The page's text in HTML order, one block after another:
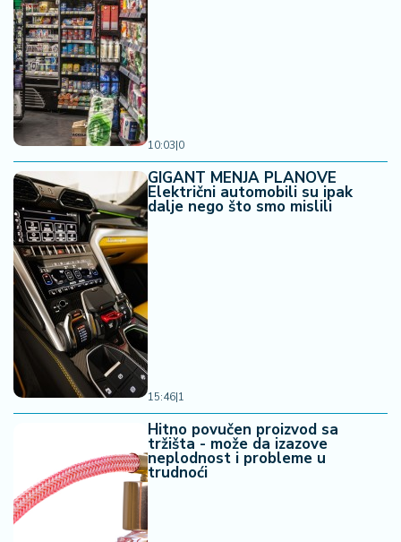
10:03|0
GIGANT MENJA PLANOVE
Električni automobili su ipak
dalje nego što smo mislili
15:46|1
Hitno povučen proizvod sa
tržišta - može da izazove
neplodnost i probleme u
trudnoći